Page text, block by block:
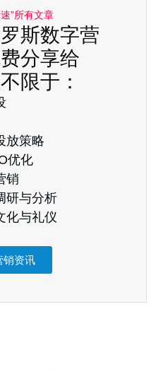
”所有文章
斯数字营
分享给
限于：
放策略
优化
销
研与分析
化与礼仪
销资讯